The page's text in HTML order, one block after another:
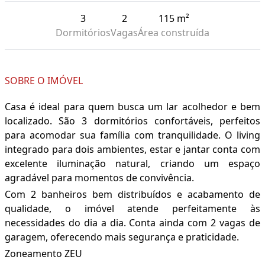
3
Dormitórios
2
Vagas
115 m²
Área construída
SOBRE O IMÓVEL
Casa é ideal para quem busca um lar acolhedor e bem
localizado. São 3 dormitórios confortáveis, perfeitos
para acomodar sua família com tranquilidade. O living
integrado para dois ambientes, estar e jantar conta com
excelente iluminação natural, criando um espaço
agradável para momentos de convivência.
Com 2 banheiros bem distribuídos e acabamento de
qualidade, o imóvel atende perfeitamente às
necessidades do dia a dia. Conta ainda com 2 vagas de
garagem, oferecendo mais segurança e praticidade.
Zoneamento ZEU